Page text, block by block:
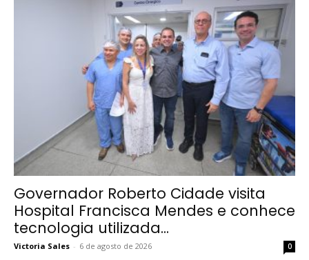
Governador Roberto Cidade visita
Hospital Francisca Mendes e conhece
tecnologia utilizada...
Victoria Sales - 6 de agosto de 2026 0